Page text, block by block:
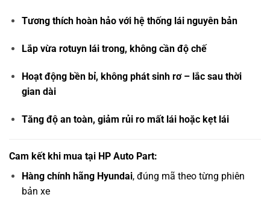
Tương thích hoàn hảo với hệ thống lái nguyên bản
Lắp vừa rotuyn lái trong, không cần độ chế
Hoạt động bền bỉ, không phát sinh rơ – lắc sau thời
gian dài
Tăng độ an toàn, giảm rủi ro mất lái hoặc kẹt lái
Cam kết khi mua tại HP Auto Part:
Hàng chính hãng Hyundai, đúng mã theo từng phiên
bản xe